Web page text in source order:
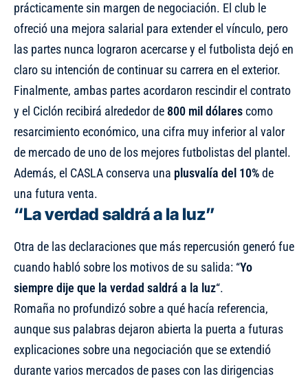
prácticamente sin margen de negociación. El club le
ofreció una mejora salarial para extender el vínculo, pero
las partes nunca lograron acercarse y el futbolista dejó en
claro su intención de continuar su carrera en el exterior.
Finalmente, ambas partes acordaron rescindir el contrato
y el Ciclón recibirá alrededor de 800 mil dólarescomo
resarcimiento económico, una cifra muy inferior al valor
de mercado de uno de los mejores futbolistas del plantel.
Además, el CASLA conserva una plusvalía del 10%de
una futura venta.
“La verdad saldrá a la luz”
Otra de las declaraciones que más repercusión generó fue
cuando habló sobre los motivos de su salida: “Yo
siempre dije que la verdad saldrá a la luz“.
Romaña no profundizó sobre a qué hacía referencia,
aunque sus palabras dejaron abierta la puerta a futuras
explicaciones sobre una negociación que se extendió
durante varios mercados de pases con las dirigencias